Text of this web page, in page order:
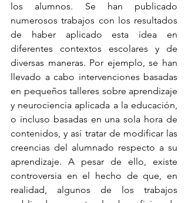
los alumnos. Se han publicado
numerosos trabajos con los resultados
de haber aplicado esta idea en
diferentes contextos escolares y de
diversas maneras. Por ejemplo, se han
llevado a cabo intervenciones basadas
en pequeños talleres sobre aprendizaje
y neurociencia aplicada a la educación,
o incluso basadas en una sola hora de
contenidos, y así tratar de modificar las
creencias del alumnado respecto a su
aprendizaje. A pesar de ello, existe
controversia en el hecho de que, en
realidad, algunos de los trabajos